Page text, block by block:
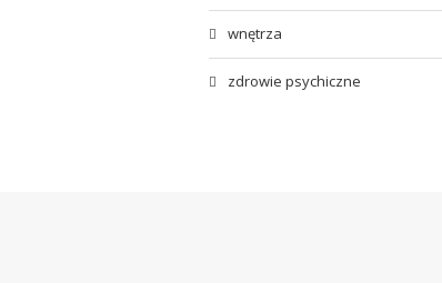
wnętrza
zdrowie psychiczne